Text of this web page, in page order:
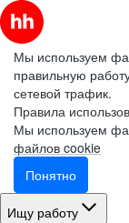
Мы используем
правильную
сетевой трафик.
Правила
Мы используем
файлов cookie
Понятно
Ищу работу